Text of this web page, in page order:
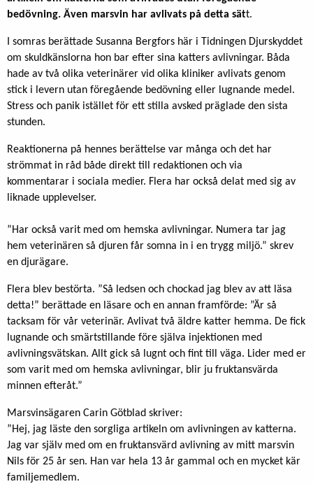
bedövning. Även marsvin har avlivats på detta sätt.
I somras berättade Susanna Bergfors här i Tidningen Djurskyddet
om skuldkänslorna hon bar efter sina katters avlivningar. Båda
hade av två olika veterinärer vid olika kliniker avlivats genom
stick i levern utan föregående bedövning eller lugnande medel.
Stress och panik istället för ett stilla avsked präglade den sista
stunden.
Reaktionerna på hennes berättelse var många och det har
strömmat in råd både direkt till redaktionen och via
kommentarar i sociala medier. Flera har också delat med sig av
liknade upplevelser.
”Har också varit med om hemska avlivningar. Numera tar jag
hem veterinären så djuren får somna in i en trygg miljö.” skrev
en djurägare.
Flera blev bestörta. ”Så ledsen och chockad jag blev av att läsa
detta!” berättade en läsare och en annan framförde: ”Är så
tacksam för vår veterinär. Avlivat två äldre katter hemma. De fick
lugnande och smärtstillande före själva injektionen med
avlivningsvätskan. Allt gick så lugnt och fint till väga. Lider med er
som varit med om hemska avlivningar, blir ju fruktansvärda
minnen efteråt.”
Marsvinsägaren Carin Götblad skriver:
”Hej, jag läste den sorgliga artikeln om avlivningen av katterna.
Jag var själv med om en fruktansvärd avlivning av mitt marsvin
Nils för 25 år sen. Han var hela 13 år gammal och en mycket kär
familjemedlem.